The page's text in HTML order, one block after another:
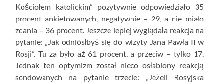
Kościołem katolickim” pozytywnie odpowiedziało 35
procent ankietowanych, negatywnie – 29, a nie miało
zdania – 36 procent. Jeszcze lepiej wyglądała reakcja na
pytanie: „Jak odniósłbyś się do wizyty Jana Pawła II w
Rosji”. Tu za było aż 61 procent, a przeciw – tylko 17.
Jednak ten optymizm został nieco osłabiony reakcją
sondowanych na pytanie trzecie: „Jeżeli Rosyjska